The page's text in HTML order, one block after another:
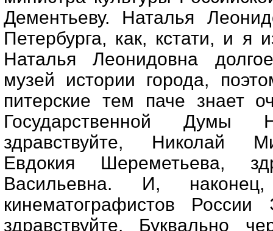
Дементьеву. Наталья
Петербурга, как, кстати, и я
Наталья Леонидовна
музей истории города,
питерские тем паче знает
Государственной Думы
здравствуйте, Николай
Евдокия Шереметьева,
Васильевна. И,
кинематографистов России
здравствуйте. Буквально